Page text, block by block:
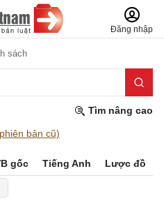
Đăng nhập
sách
Tìm nâng cao
bản cũ)
gốc Tiếng Anh Lược đồ